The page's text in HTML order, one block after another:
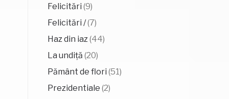
Felicitări (9)
Felicitări /(7)
Haz din iaz(44)
La undiță (20)
Pământ de flori (51)
Prezidentiale (2)